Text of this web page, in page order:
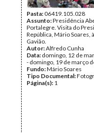
Pasta:06419.105.028
Assunto:Presidência
Portalegre. Visita do
República, Mário Soares,
Gavião.
Autor:Alfredo Cunha
Data: domingo, 12 de
- domingo, 19 de março
Fundo:Mário Soares
Tipo Documental:
Página(s): 1